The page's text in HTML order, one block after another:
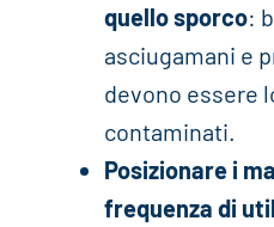
quello sporco:
asciugamani e
devono essere
contaminati.
Posizionare i
frequenza di